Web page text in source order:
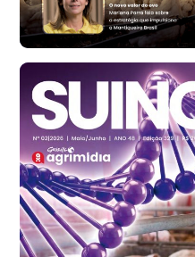
R$ 146,71
cx
Frango - Indicador
SP
R$ 7,13
kg
Frango - Indicador
SP
R$ 7,15
kg
Trigo Atacado -